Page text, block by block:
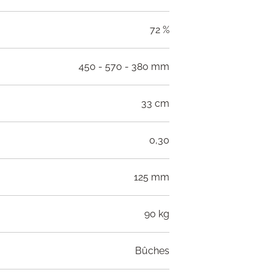
72 %
450 - 570 - 380 mm
33 cm
0,30
125 mm
90 kg
Bûches